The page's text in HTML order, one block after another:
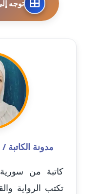
مدونة احمد
مدونة أحمد
عاملة
مدونة أحمد
عاملة
مدونة احمد
عاملة
عاملة
توجه
مدونة الكاتبة
كاتبة من
تكتب الرواية